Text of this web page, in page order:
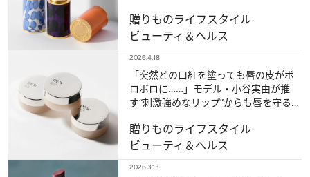
贈りものライフスタイル
ビューティ＆ヘルス
2026.4.18
「突然どの口紅を塗っても唇の皮がボ
ロボロに……」モデル・小谷実由が推
す“刺激強めなリップ”からも唇を守るセ
贈りものライフスタイル
ビューティ＆ヘルス
2026.3.13